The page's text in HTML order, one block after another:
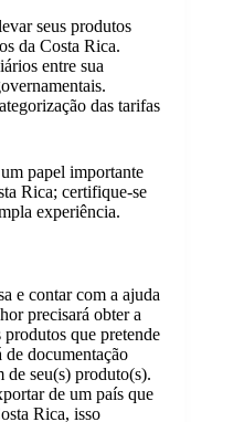
seus produtos
da Costa Rica.
entre sua
das tarifas
papel importante
Rica; certifique-se
experiência.
e contar com a ajuda
precisará obter a
produtos que pretende
de documentação
de seu(s) produto(s).
de um país que
Rica, isso